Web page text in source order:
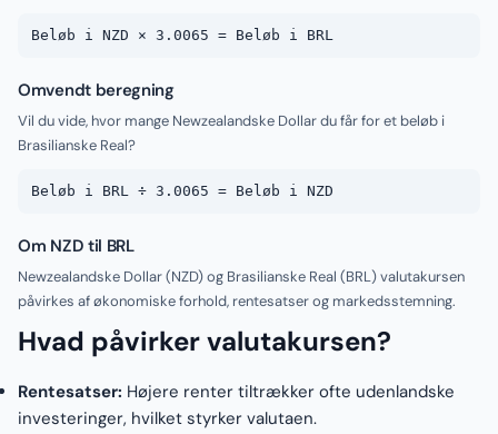
Beløb i NZD × 3.0065 = Beløb i BRL
Omvendt beregning
Vil du vide, hvor mange Newzealandske Dollar du får for et beløb i
Brasilianske Real?
Beløb i BRL ÷ 3.0065 = Beløb i NZD
Om NZD til BRL
Newzealandske Dollar (NZD) og Brasilianske Real (BRL) valutakursen
påvirkes af økonomiske forhold, rentesatser og markedsstemning.
Hvad påvirker valutakursen?
Rentesatser: Højere renter tiltrækker ofte udenlandske
investeringer, hvilket styrker valutaen.